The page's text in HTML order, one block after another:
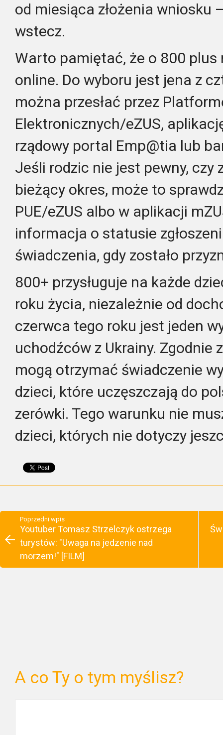
od miesiąca złożenia wniosku
wstecz.
Warto pamiętać, że o 800
online. Do wyboru jest jena z
można przesłać przez
Elektronicznych/eZUS,
rządowy portal Emp@tia lub
Jeśli rodzic nie jest pewny, czy
bieżący okres, może to
PUE/eZUS albo w aplikacji
informacja o statusie
świadczenia, gdy zostało
800+ przysługuje na każde
roku życia, niezależnie od
czerwca tego roku jest jeden
uchodźców z Ukrainy. Zgodnie
mogą otrzymać świadczenie
dzieci, które uczęszczają do
zerówki. Tego warunku nie
dzieci, których nie dotyczy
Poprzedni wpis
Youtuber Tomasz Strzelczyk ostrzega
turystów: "Uwaga na jedzenie nad
morzem!" [FILM]
A co Ty o tym myślisz?